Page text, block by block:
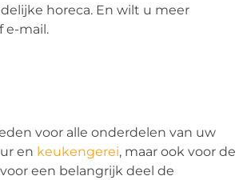
horeca. En wilt u meer
e-mail.
voor alle onderdelen van uw
en keukengerei, maar ook voor de
een belangrijk deel de